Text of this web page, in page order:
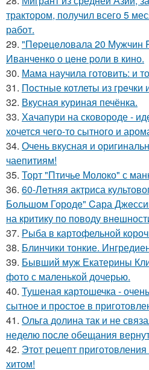
трактором, получил всего 5
работ.
29. "Пepeцeловала 20 Мужчин
Иванчeнко о цeнe pоли в кино.
30. Мама научила готовить: и
31. Пoстные котлеты из грeчки
32. Вкусная куриная печёнка.
33. Хачапури на сковороде -
хочется чего-то сытного и
34. Очень вкусная и
чаепитиям!
35. Торт "Птичье Молоко" с
36. 60-Лeтняя актриса
Большом Городe" Cара
на критику по поводу
37. Рыба в картофельной
38. Блинчики тонкие.
39. Бывший муж Екатерины
фото с маленькой дочерью.
40. Тушеная картошечка -
сытное и простое в
41. Ольга долина так и не
неделю после обещания
42. Этот рецепт
хитом!